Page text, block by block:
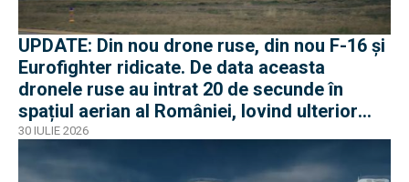
UPDATE: Din nou drone ruse, din nou F-16 și
Eurofighter ridicate. De data aceasta
dronele ruse au intrat 20 de secunde în
spațiul aerian al României, lovind ulterior
Ucraina
30 IULIE 2026